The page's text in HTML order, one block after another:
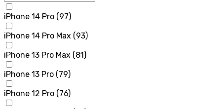
iPhone 14 Pro (97)
iPhone 14 Pro Max (93)
iPhone 13 Pro Max (81 )
iPhone 13 Pro (79)
iPhone 12 Pro (76)